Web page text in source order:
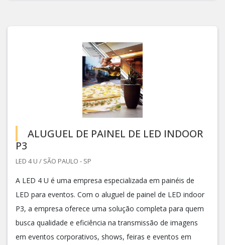
ALUGUEL DE PAINEL DE LED INDOOR
P3
LED 4 U / SÃO PAULO - SP
A LED 4 U é uma empresa especializada em painéis de
LED para eventos. Com o aluguel de painel de LED indoor
P3, a empresa oferece uma solução completa para quem
busca qualidade e eficiência na transmissão de imagens
em eventos corporativos, shows, feiras e eventos em